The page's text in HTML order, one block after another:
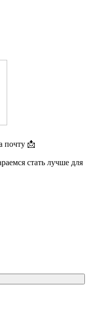
почту 📩
стать лучше для